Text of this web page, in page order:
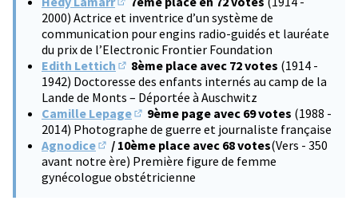
(S'ouvre dans un nouvel onglet)
2000) Actrice et inventrice d’un système de
communication pour engins radio-guidés et lauréate
du prix de l’Electronic Frontier Foundation
Edith Lettich
(S'ouvre dans un nouvel onglet)
8ème place avec 72 votes (1914 -
1942) Doctoresse des enfants internés au camp de la
Lande de Monts – Déportée à Auschwitz
Camille Lepage
(S'ouvre dans un nouvel onglet)
9ème page avec 69 votes (1988 -
2014) Photographe de guerre et journaliste française
Agnodice
(S'ouvre dans un nouvel onglet)
/ 10ème place avec 68 votes(Vers - 350
avant notre ère) Première figure de femme
gynécologue obstétricienne